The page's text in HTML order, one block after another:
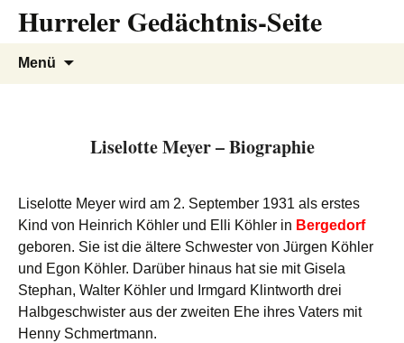
InhaltHurreler Gedächtnis-Seite
Menü
Liselotte Meyer – Biographie
Liselotte Meyer wird am 2. September 1931 als erstes
Kind von Heinrich Köhler und Elli Köhler in Bergedorf
geboren. Sie ist die ältere Schwester von Jürgen Köhler
und Egon Köhler. Darüber hinaus hat sie mit Gisela
Stephan, Walter Köhler und Irmgard Klintworth drei
Halbgeschwister aus der zweiten Ehe ihres Vaters mit
Henny Schmertmann.